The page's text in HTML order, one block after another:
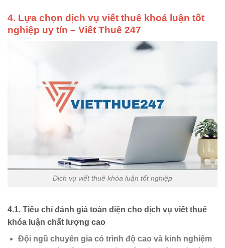
4. Lựa chọn dịch vụ viết thuê khoá luận tốt
nghiệp uy tín – Viết Thuê 247
Dịch vụ viết thuê khóa luận tốt nghiệp
4.1. Tiêu chí đánh giá toàn diện cho dịch vụ viết thuê
khóa luận chất lượng cao
Đội ngũ chuyên gia có trình độ cao và kinh nghiệm